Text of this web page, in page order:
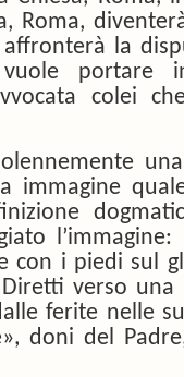
Roma,
la
portare
colei
immagine
con i piedi sul
verso
ferite nelle
doni del